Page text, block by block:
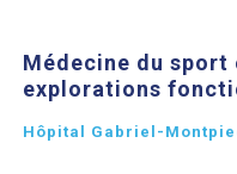
Médecine du sport
explorations
Hôpital Gabriel-